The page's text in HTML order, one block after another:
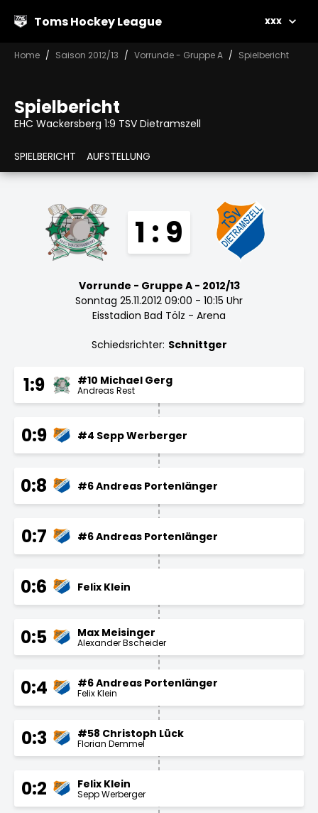
Toms Hockey League xxx
Home Saison 2012/13 Vorrunde - Gruppe A Spielbericht
Spielbericht
EHC Wackersberg 1:9 TSV Dietramszell
SPIELBERICHT AUFSTELLUNG
1 : 9
Vorrunde - Gruppe A - 2012/13
Sonntag 25.11.2012 09:00 - 10:15 Uhr
Eisstadion Bad Tölz - Arena
Schiedsrichter: Schnittger
1:9 #10 Michael Gerg
Andreas Rest
0:9 #4 Sepp Werberger
0:8 #6 Andreas Portenlänger
0:7 #6 Andreas Portenlänger
0:6 Felix Klein
0:5 Max Meisinger
Alexander Bscheider
0:4 #6 Andreas Portenlänger
Felix Klein
0:3 #58 Christoph Lück
Florian Demmel
0:2 Felix Klein
Sepp Werberger